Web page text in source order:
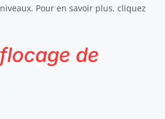
Pour en savoir plus, cliquez
de